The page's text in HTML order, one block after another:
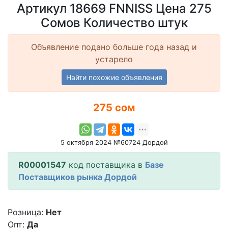
Артикул 18669 FNNISS Цена 275
Сомов Количество штук
Объявление подано больше года назад и
устарело
Найти похожие объявления
275 сом
5 октября 2024 №60724 Дордой
R00001547 код поставщика в Базе
Поставщиков рынка Дордой
Розница: Нет
Опт: Да